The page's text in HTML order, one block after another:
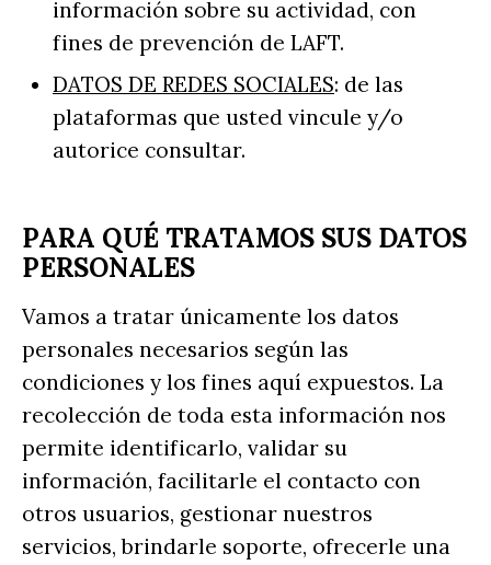
información sobre su actividad, con
fines de prevención de LAFT.
DATOS DE REDES SOCIALES: de las
plataformas que usted vincule y/o
autorice consultar.
PARA QUÉ TRATAMOS SUS DATOS
PERSONALES
Vamos a tratar únicamente los datos
personales necesarios según las
condiciones y los fines aquí expuestos. La
recolección de toda esta información nos
permite identificarlo, validar su
información, facilitarle el contacto con
otros usuarios, gestionar nuestros
servicios, brindarle soporte, ofrecerle una